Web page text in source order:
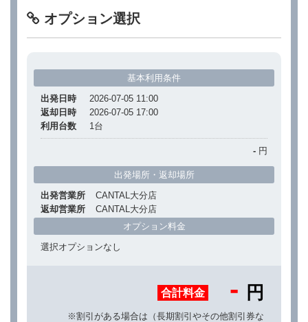
オプション選択
基本利用条件
出発日時
2026-07-05 11:00
返却日時
2026-07-05 17:00
利用台数
1台
- 円
出発場所・返却場所
出発営業所
CANTAL大分店
返却営業所
CANTAL大分店
オプション料金
選択オプションなし
合計料金 - 円
※割引がある場合は（長期割引やその他割引券な